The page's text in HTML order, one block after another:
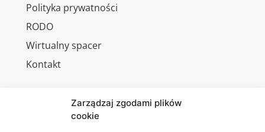
Zarządzaj zgodami plików
cookie
Polityka prywatności
RODO
Wirtualny spacer
Kontakt